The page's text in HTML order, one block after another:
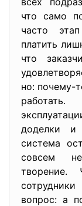
что само
часто
платить
что
но: почему-
доделки и
система
совсем
творение.
вопрос: а